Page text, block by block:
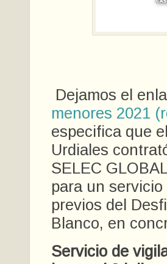
Dejamos el
menores 2021
especifica que
Urdiales
SELEC
para un
previos del
Blanco, en
Servicio de